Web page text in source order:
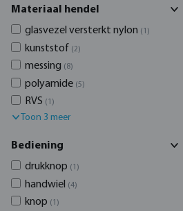
Materiaal hendel
glasvezel versterkt nylon (1)
kunststof (2)
messing (8)
polyamide (5)
RVS (1)
Toon 3 meer
Bediening
drukknop (1)
handwiel (4)
knop (1)